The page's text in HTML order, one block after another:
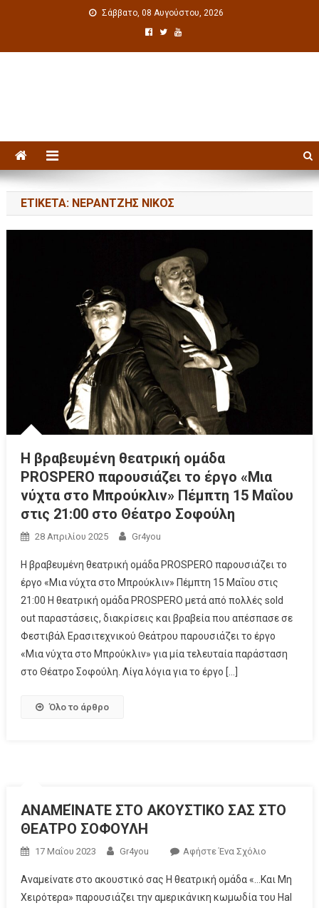
Σάββατο, 08 Αυγούστου, 2026
ΕΤΙΚΈΤΑ: ΝΕΡΆΝΤΖΗΣ ΝΊΚΟΣ
Η βραβευμένη θεατρική ομάδα
PROSPERO παρουσιάζει το έργο «Μια
νύχτα στο Μπρούκλιν» Πέμπτη 15 Μαΐου
στις 21:00 στο Θέατρο Σοφούλη
28 Απριλίου 2025 Gr4you
Η βραβευμένη θεατρική ομάδα PROSPERO παρουσιάζει τo
έργο «Μια νύχτα στο Μπρούκλιν» Πέμπτη 15 Μαΐου στις
21:00 Η θεατρική ομάδα PROSPERO μετά από πολλές sold
out παραστάσεις, διακρίσεις και βραβεία που απέσπασε σε
Φεστιβάλ Ερασιτεχνικού Θεάτρου παρουσιάζει το έργο
«Μια νύχτα στο Μπρούκλιν» για μία τελευταία παράσταση
στο Θέατρο Σοφούλη. Λίγα λόγια για το έργο […]
Όλο το άρθρο
ΑΝΑΜΕΊΝΑΤΕ ΣΤΟ ΑΚΟΥΣΤΙΚΟ ΣΑΣ ΣΤΟ
ΘΕΑΤΡΟ ΣΟΦΟΥΛΗ
17 Μαΐου 2023 Gr4you Αφήστε Ένα Σχόλιο
Aναμείνατε στο ακουστικό σας Η θεατρική ομάδα «…Και Μη
Χειρότερα» παρουσιάζει την αμερικάνικη κωμωδία του Hal